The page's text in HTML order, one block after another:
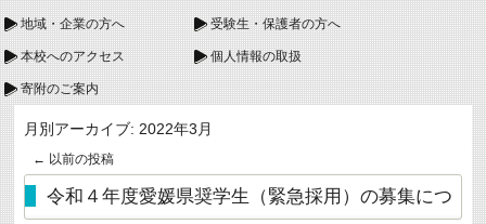
地域・企業の方へ 受験生・保護者の方へ
本校へのアクセス 個人情報の取扱
寄附のご案内
月別アーカイブ: 2022年3月
← 以前の投稿
令和４年度愛媛県奨学生（緊急採用）の募集につ